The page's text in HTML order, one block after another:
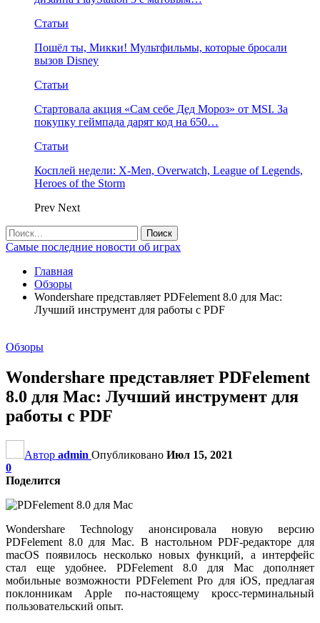
Статьи
Пошёл ты, Микки! Мультфильмы, которые бросали
вызов Disney
Статьи
Стартовала акция «Сам себе Дед Мороз» от MSI. За
покупку геймпада дарят код на 650…
Статьи
Косплей недели: X-Men, Overwatch, League of Legends,
Heroes of the Storm
Prev Next
Самые последние новости об играх
Главная
Обзоры
Wondershare представляет PDFelement 8.0 для Mac:
Лучший инструмент для работы с PDF
Обзоры
Wondershare представляет PDFelement
8.0 для Mac: Лучший инструмент для
работы с PDF
Автор admin Опубликовано Июл 15, 2021
0
Поделится
Wondershare Technology анонсировала новую версию
PDFelement 8.0 для Mac. В настольном PDF-редакторе для
macOS появилось несколько новых функций, а интерфейс
стал еще удобнее. PDFelement 8.0 для Mac дополняет
мобильные возможности PDFelement Pro для iOS, предлагая
поклонникам Apple по-настоящему кросс-терминальный
пользовательский опыт.